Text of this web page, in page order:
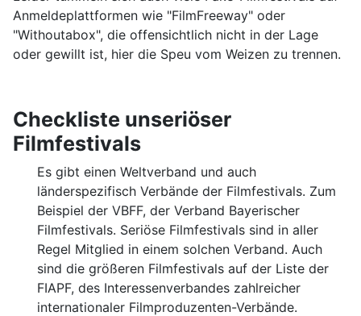
Anmeldeplattformen wie "FilmFreeway" oder
"Withoutabox", die offensichtlich nicht in der Lage
oder gewillt ist, hier die Speu vom Weizen zu trennen.
Checkliste unseriöser
Filmfestivals
Es gibt einen Weltverband und auch
länderspezifisch Verbände der Filmfestivals. Zum
Beispiel der VBFF, der Verband Bayerischer
Filmfestivals. Seriöse Filmfestivals sind in aller
Regel Mitglied in einem solchen Verband. Auch
sind die größeren Filmfestivals auf der Liste der
FIAPF, des Interessenverbandes zahlreicher
internationaler Filmproduzenten-Verbände.